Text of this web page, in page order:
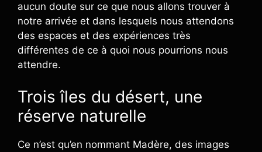
aucun doute sur ce que nous allons trouver à
notre arrivée et dans lesquels nous attendons
des espaces et des expériences très
différentes de ce à quoi nous pourrions nous
attendre.
Trois îles du désert, une
réserve naturelle
Ce n’est qu’en nommant Madère, des images